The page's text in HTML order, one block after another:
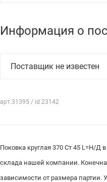
Информация о
Поставщик не известен
арт.31395 / id 23142
Поковка круглая 370 Ст 45 L=Н/Д
склада нашей компании.
зависимости от размера